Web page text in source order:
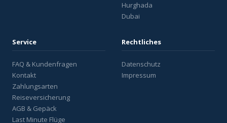
Hurghada
Dubai
Service
FAQ & Kundenfragen
Kontakt
Zahlungsarten
Reiseversicherung
AGB & Gepäck
Last Minute Flüge
Rechtliches
Datenschutz
Impressum